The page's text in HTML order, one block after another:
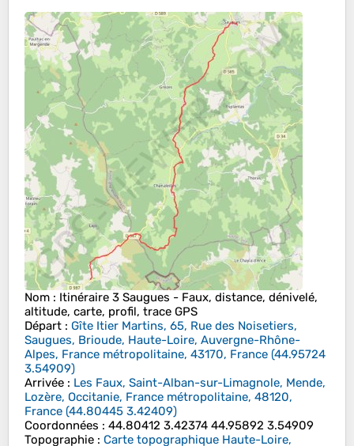
Nom : Itinéraire 3 Saugues - Faux, distance, dénivelé,
altitude, carte, profil, trace GPS
Départ : Gîte Itier Martins, 65, Rue des Noisetiers,
Saugues, Brioude, Haute-Loire, Auvergne-Rhône-
Alpes, France métropolitaine, 43170, France (44.95724
3.54909)
Arrivée : Les Faux, Saint-Alban-sur-Limagnole, Mende,
Lozère, Occitanie, France métropolitaine, 48120,
France (44.80445 3.42409)
Coordonnées : 44.80412 3.42374 44.95892 3.54909
Topographie : Carte topographique Haute-Loire,